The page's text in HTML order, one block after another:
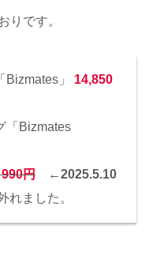
りです。
Bizmates」 14,850
「Bizmates
円 ←2025.5.10
れました。